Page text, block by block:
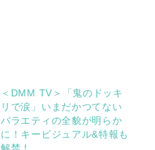
＜DMM TV＞「鬼のドッキ
リで涙」いまだかつてない
バラエティの全貌が明らか
に！キービジュアル&特報も